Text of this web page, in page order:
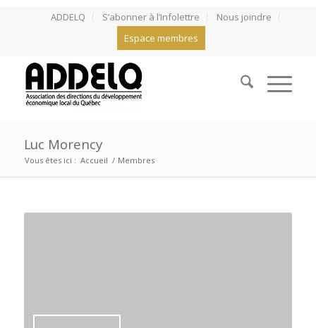
ADDELQ S’abonner à l’Infolettre
Nous joindre
Espace membres
Luc Morency
Vous êtes ici : Accueil / Membres